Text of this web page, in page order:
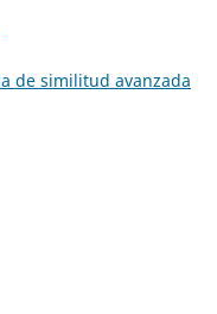
de similitud avanzada